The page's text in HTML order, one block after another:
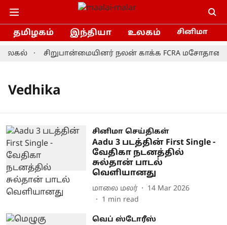
தமிழகம் இந்தியா உலகம் சினிமா
சிறுபான்மையினர் நலன் காக்க FCRA
Vedhika
சினிமா செய்திகள்
Aadu 3 படத்தின் First Single -
வேதிகா நடனத்தில்
சுல்தான் பாடல்
வெளியானது
மாலை மலர்
14 Mar 2026
1 min read
வெப் ஸ்டோரீஸ்